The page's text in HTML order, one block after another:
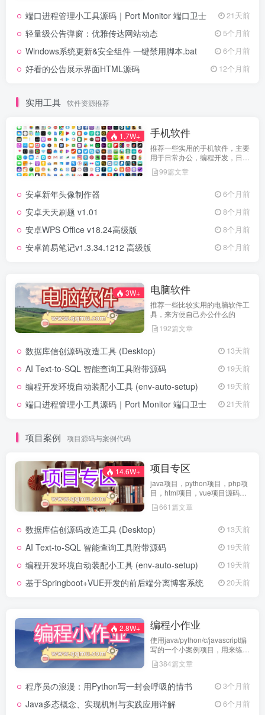
端口进程管理小工具源码｜Port Monitor 端口卫士 21天前
轻量级公告弹窗：优雅传达网站动态 5个月前
Windows系统更新&安全组件 一键禁用脚本.bat 6个月前
好看的公告展示界面HTML源码 12个月前
实用工具 软件资源推荐
1.7W+ 手机软件
推荐一些实用的手机软件，主要
用于日常办公，编程开发，日常
维护，娱乐等等
99篇文章
安卓新年头像制作器 6个月前
安卓天天刷题 v1.01 8个月前
安卓WPS Office v18.24高级版 8个月前
安卓简易笔记v1.3.34.1212 高级版 8个月前
3W+ 电脑软件
推荐一些比较实用的电脑软件工
具，来方便自己办公什么的
192篇文章
数据库信创源码改造工具 (Desktop) 13天前
AI Text-to-SQL 智能查询工具附带源码 19天前
编程开发环境自动装配小工具 (env-auto-setup) 19天前
端口进程管理小工具源码｜Port Monitor 端口卫士 21天前
项目案例 项目源码与案例代码
14.6W+ 项目专区
java项目，python项目，php项
目，html项目，vue项目源码免
费查看661篇文章
数据库信创源码改造工具 (Desktop) 13天前
AI Text-to-SQL 智能查询工具附带源码 19天前
编程开发环境自动装配小工具 (env-auto-setup) 19天前
基于Springboot+VUE开发的前后端分离博客系统 20天前
2.8W+ 编程小作业
使用java/python/c/javascript编
写的一个小案例项目，用来练习
代码编程
384篇文章
程序员の浪漫：用Python写一封会呼吸的情书 3个月前
Java多态概念、实现机制与实践应用详解 6个月前